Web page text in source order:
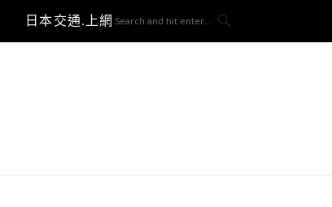
日本交通.上網與3C開箱